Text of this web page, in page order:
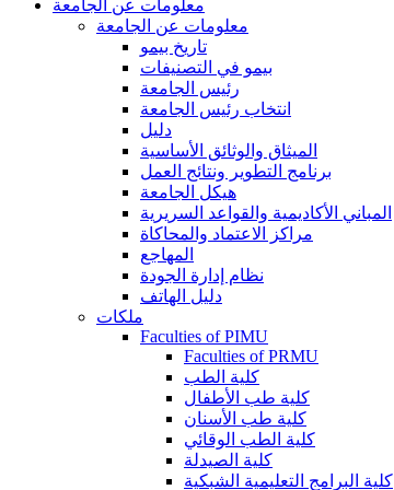
معلومات عن الجامعة
معلومات عن الجامعة
تاريخ بيمو
بيمو في التصنيفات
رئيس الجامعة
انتخاب رئيس الجامعة
دليل
الميثاق والوثائق الأساسية
برنامج التطوير ونتائج العمل
هيكل الجامعة
المباني الأكاديمية والقواعد السريرية
مراكز الاعتماد والمحاكاة
المهاجع
نظام إدارة الجودة
دليل الهاتف
ملكات
Faculties of PIMU
Faculties of PRMU
كلية الطب
كلية طب الأطفال
كلية طب الأسنان
كلية الطب الوقائي
كلية الصيدلة
كلية البرامج التعليمية الشبكية